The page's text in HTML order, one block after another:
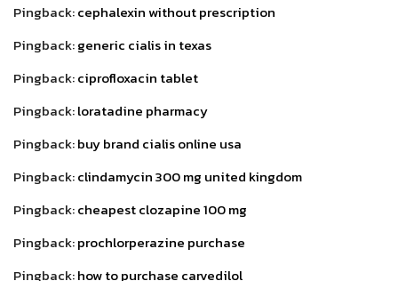
Pingback:cephalexin without prescription
Pingback:generic cialis in texas
Pingback:ciprofloxacin tablet
Pingback:loratadine pharmacy
Pingback:buy brand cialis online usa
Pingback:clindamycin 300 mg united kingdom
Pingback:cheapest clozapine 100 mg
Pingback:prochlorperazine purchase
Pingback:how to purchase carvedilol